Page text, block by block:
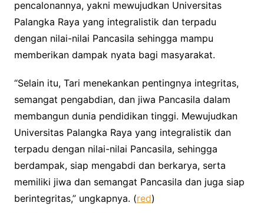
pencalonannya, yakni mewujudkan Universitas
Palangka Raya yang integralistik dan terpadu
dengan nilai-nilai Pancasila sehingga mampu
memberikan dampak nyata bagi masyarakat.
“Selain itu, Tari menekankan pentingnya integritas,
semangat pengabdian, dan jiwa Pancasila dalam
membangun dunia pendidikan tinggi. Mewujudkan
Universitas Palangka Raya yang integralistik dan
terpadu dengan nilai-nilai Pancasila, sehingga
berdampak, siap mengabdi dan berkarya, serta
memiliki jiwa dan semangat Pancasila dan juga siap
berintegritas,” ungkapnya. (red)